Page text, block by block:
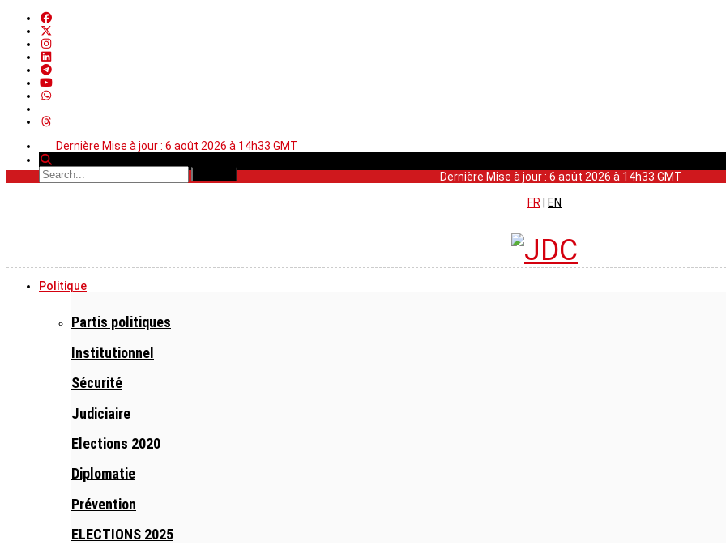
Dernière Mise à jour : 6 août 2026 à 14h33 GMT
Dernière Mise à jour : 6 août 2026 à 14h33 GMT
FR
EN
Politique
Partis politiques
Institutionnel
Sécurité
Judiciaire
Elections 2020
Diplomatie
Prévention
ELECTIONS 2025